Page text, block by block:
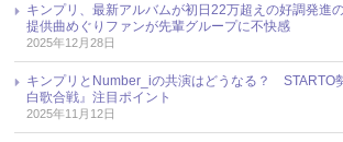
キンプリ、最新アルバムが初日22万超えの好調発
提供曲めぐりファンが先輩グループに不快感
2025年12月28日
キンプリとNumber_iの共演はどうなる？ STARTO
白歌合戦』注目ポイント
2025年11月12日